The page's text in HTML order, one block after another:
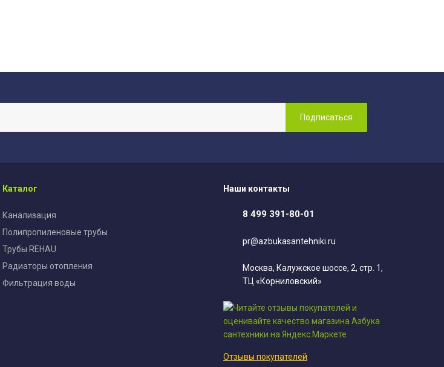
Каталог
Канализация
Полипропиленовые трубы
Трубы REHAU
Радиаторы отопления
Фильтрация воды
Наши контакты
8 499 391-80-01
pr@azbukasantehniki.ru
Москва, Калужское шоссе, 2, стр. 1,
ТЦ «Корниловский»
Отзывы покупателей